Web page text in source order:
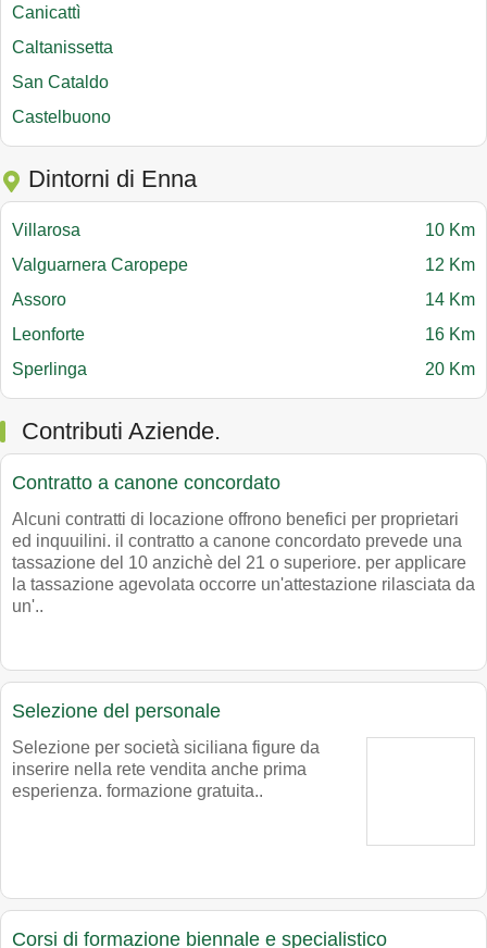
Canicattì
Caltanissetta
San Cataldo
Castelbuono
Dintorni di Enna
Villarosa
10 Km
Valguarnera Caropepe
12 Km
Assoro
14 Km
Leonforte
16 Km
Sperlinga
20 Km
Contributi Aziende.
Contratto a canone concordato
Alcuni contratti di locazione offrono benefici per proprietari
ed inquuilini. il contratto a canone concordato prevede una
tassazione del 10 anzichè del 21 o superiore. per applicare
la tassazione agevolata occorre un'attestazione rilasciata da
un'..
Selezione del personale
Selezione per società siciliana figure da
inserire nella rete vendita anche prima
esperienza. formazione gratuita..
Corsi di formazione biennale e specialistico